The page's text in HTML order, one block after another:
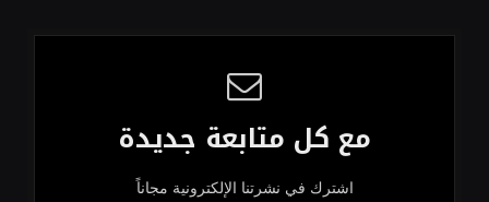
مع كل متابعة جديدة
اشترك في نشرتنا الإلكترونية مجاناً